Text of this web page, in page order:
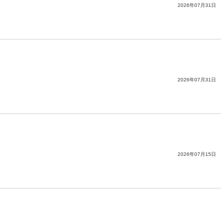
2026年07月31日
2026年07月31日
2026年07月15日